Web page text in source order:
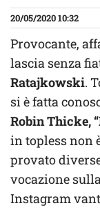
20/05/2020 10:32
Provocante,
lascia senza
Ratajkowski.
si è fatta
Robin Thicke,
in topless non
provato
vocazione
Instagram